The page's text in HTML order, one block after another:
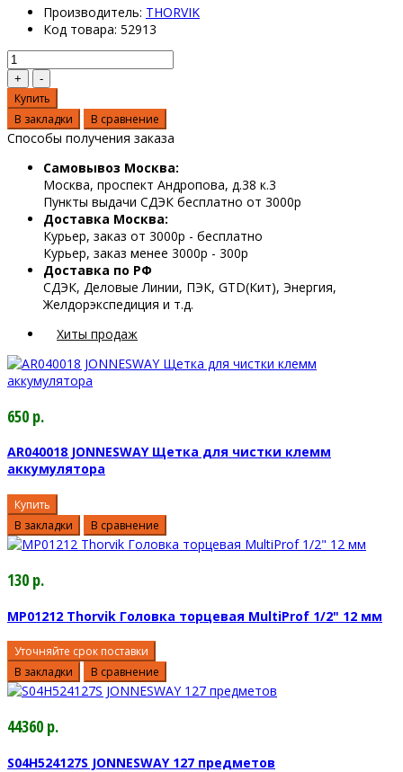
Производитель: THORVIK
Код товара: 52913
Купить
В закладки
В сравнение
Способы получения заказа
Самовывоз Москва:
Москва, проспект Андропова, д.38 к.3
Пункты выдачи СДЭК бесплатно от 3000р
Доставка Москва:
Курьер, заказ от 3000р - бесплатно
Курьер, заказ менее 3000р - 300р
Доставка по РФ
СДЭК, Деловые Линии, ПЭК, GTD(Кит), Энергия,
Желдорэкспедиция и т.д.
Хиты продаж
650 р.
AR040018 JONNESWAY Щетка для чистки клемм
аккумулятора
Купить
В закладки
В сравнение
130 р.
MP01212 Thorvik Головка торцевая MultiProf 1/2" 12 мм
Уточняйте срок поставки
В закладки
В сравнение
44360 р.
S04H524127S JONNESWAY 127 предметов